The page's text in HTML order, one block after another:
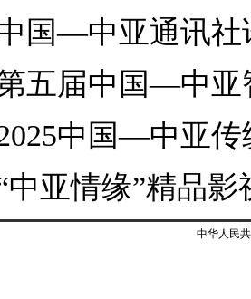
国—中亚通讯社
五届中国—中亚
中国—中亚
中亚情缘”精品
中华人民